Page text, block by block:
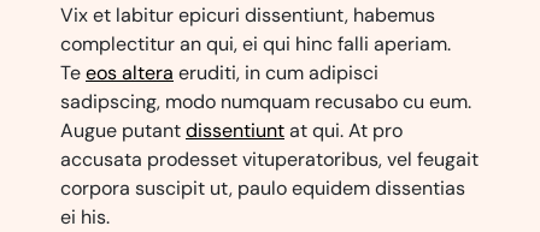
Vix et labitur epicuri dissentiunt, habemus
complectitur an qui, ei qui hinc falli aperiam.
Teeos altera eruditi, in cum adipisci
sadipscing, modo numquam recusabo cu eum.
Augue putantdissentiuntat qui. At pro
accusata prodesset vituperatoribus, vel feugait
corpora suscipit ut, paulo equidem dissentias
ei his.